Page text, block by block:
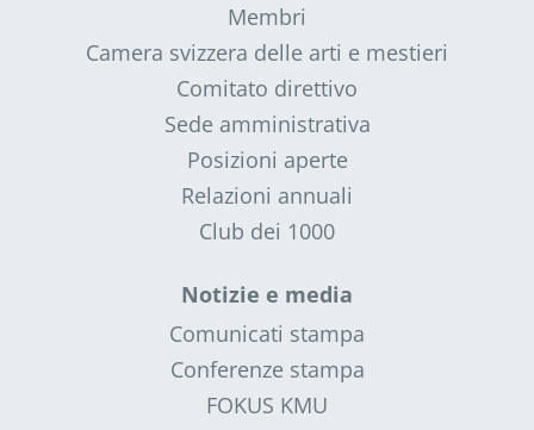
Membri
Camera svizzera delle arti e mestieri
Comitato direttivo
Sede amministrativa
Posizioni aperte
Relazioni annuali
Club dei 1000
Notizie e media
Comunicati stampa
Conferenze stampa
FOKUS KMU